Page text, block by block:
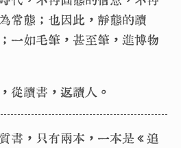
常態；也因此，靜態的讀
一如毛筆，甚至筆，進博物
從讀書，返讀人。
書，只有兩本，一本是《追